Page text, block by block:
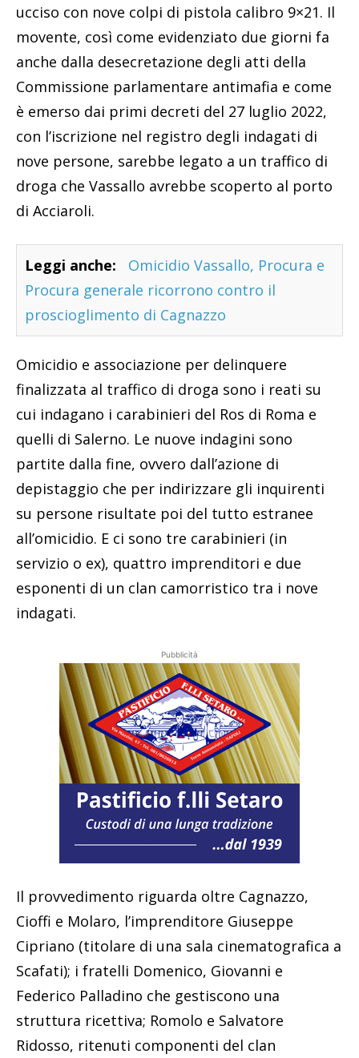
ucciso con nove colpi di pistola calibro 9×21. Il
movente, così come evidenziato due giorni fa
anche dalla desecretazione degli atti della
Commissione parlamentare antimafia e come
è emerso dai primi decreti del 27 luglio 2022,
con l’iscrizione nel registro degli indagati di
nove persone, sarebbe legato a un traffico di
droga che Vassallo avrebbe scoperto al porto
di Acciaroli.
Leggi anche:
Omicidio Vassallo, Procura e
Procura generale ricorrono contro il
proscioglimento di Cagnazzo
Omicidio e associazione per delinquere
finalizzata al traffico di droga sono i reati su
cui indagano i carabinieri del Ros di Roma e
quelli di Salerno. Le nuove indagini sono
partite dalla fine, ovvero dall’azione di
depistaggio che per indirizzare gli inquirenti
su persone risultate poi del tutto estranee
all’omicidio. E ci sono tre carabinieri (in
servizio o ex), quattro imprenditori e due
esponenti di un clan camorristico tra i nove
indagati.
Pubblicità
Il provvedimento riguarda oltre Cagnazzo,
Cioffi e Molaro, l’imprenditore Giuseppe
Cipriano (titolare di una sala cinematografica a
Scafati); i fratelli Domenico, Giovanni e
Federico Palladino che gestiscono una
struttura ricettiva; Romolo e Salvatore
Ridosso, ritenuti componenti del clan